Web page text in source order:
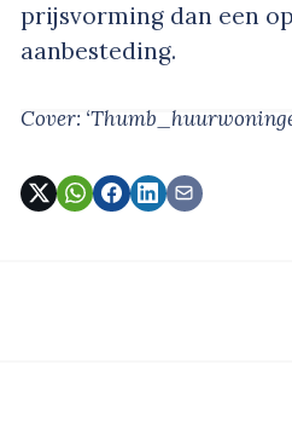
prijsvorming dan een
aanbesteding.
Cover: